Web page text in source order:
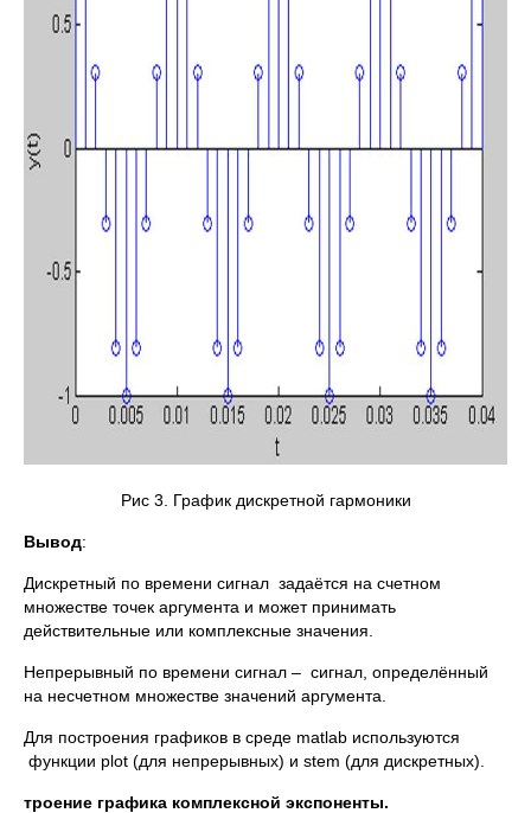
Рис 3. График дискретной гармоники
Вывод:
Дискретный по времени сигнал задаётся на счетном
множестве точек аргумента и может принимать
действительные или комплексные значения.
Непрерывный по времени сигнал – сигнал, определённый
на несчетном множестве значений аргумента.
Для построения графиков в среде matlab используются
функции plot (для непрерывных) и stem (для дискретных).
графика комплексной экспоненты.